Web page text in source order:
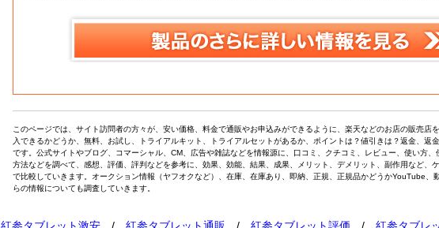
このページでは、サイト訪問者の方々が、安い価格、料金で通販やお申込みができるように、楽天などのお店の販売店
入できるかどうか、無料、お試し、トライアルキット、トライアルセットがあるか、ポイントは？値引きは？返金、返
です。公式サイトやブログ、コマーシャル、CM、広告や雑誌などを情報源に、口コミ、クチコミ、レビュー、使い方
方法などを調べて、感想、評価、評判などを参考に、効果、効能、結果、成果、メリット、デメリット、副作用など、
で比較していきます。オークション情報（ヤフオクなど）、在庫、在庫あり、即納、正規、正規品かどうかYouTube、
らの情報についても調査していきます。